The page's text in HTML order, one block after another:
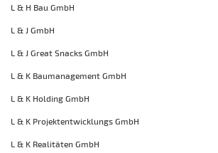
L & H Bau GmbH
L & J GmbH
L & J Great Snacks GmbH
L & K Baumanagement GmbH
L & K Holding GmbH
L & K Projektentwicklungs GmbH
L & K Realitäten GmbH